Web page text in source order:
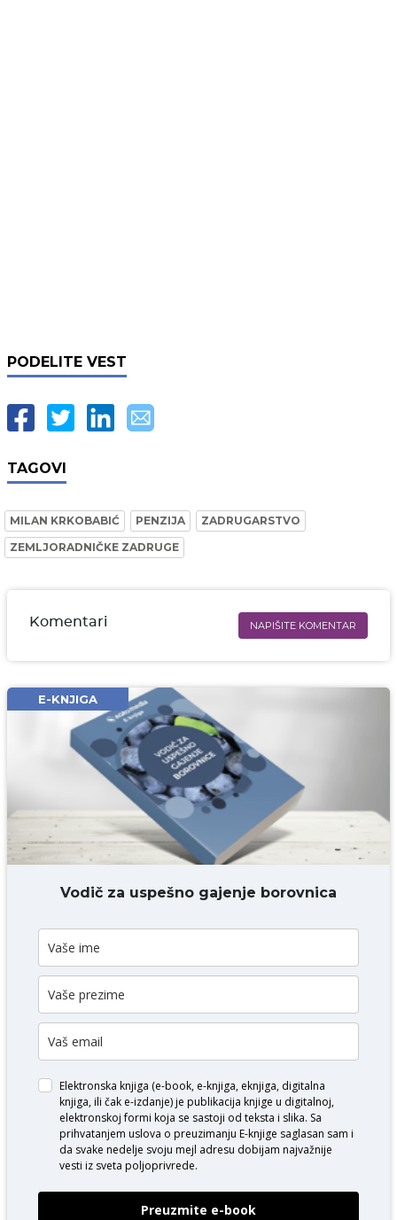
PODELITE VEST
TAGOVI
MILAN KRKOBABIĆ PENZIJA
ZADRUGARSTVO
ZEMLJORADNIČKE ZADRUGE
Komentari NAPIŠITE KOMENTAR
Email* obavezno
Komentar* obavezno
DODAJ KOMENTAR
E-KNJIGA
Vodič za uspešno gajenje borovnica
Elektronska knjiga (e-book, e-knjiga, eknjiga, digitalna
knjiga, ili čak e-izdanje) je publikacija knjige u digitalnoj,
elektronskoj formi koja se sastoji od teksta i slika. Sa
prihvatanjem uslova o preuzimanju E-knjige saglasan sam i
da svake nedelje svoju mejl adresu dobijam najvažnije
vesti iz sveta poljoprivrede.
Preuzmite e-book